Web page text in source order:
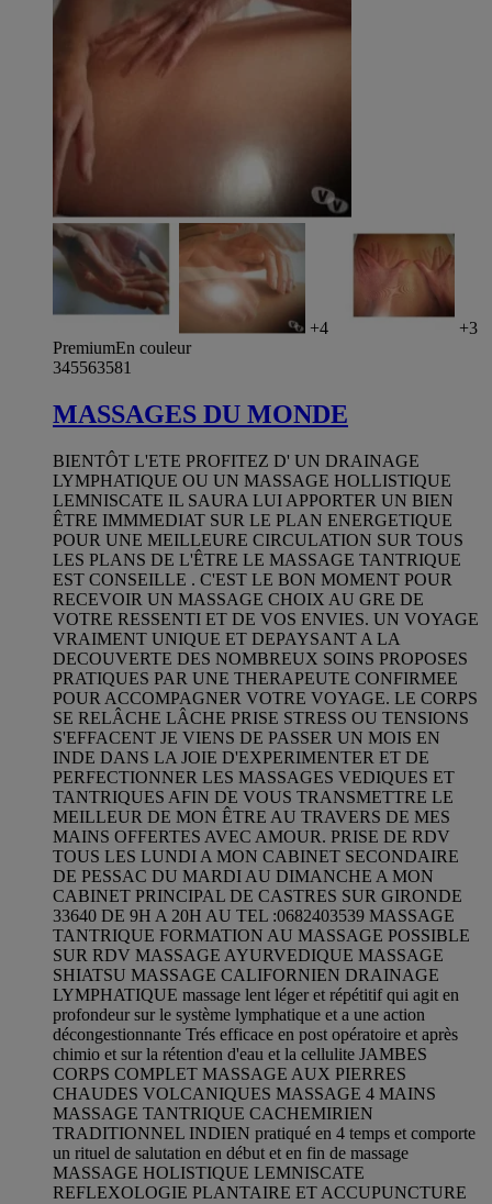
+4
+3
PremiumEn couleur
345563581
MASSAGES DU MONDE
BIENTÔT L'ETE PROFITEZ D' UN DRAINAGE
LYMPHATIQUE OU UN MASSAGE HOLLISTIQUE
LEMNISCATE IL SAURA LUI APPORTER UN BIEN
ÊTRE IMMMEDIAT SUR LE PLAN ENERGETIQUE
POUR UNE MEILLEURE CIRCULATION SUR TOUS
LES PLANS DE L'ÊTRE LE MASSAGE TANTRIQUE
EST CONSEILLE . C'EST LE BON MOMENT POUR
RECEVOIR UN MASSAGE CHOIX AU GRE DE
VOTRE RESSENTI ET DE VOS ENVIES. UN VOYAGE
VRAIMENT UNIQUE ET DEPAYSANT A LA
DECOUVERTE DES NOMBREUX SOINS PROPOSES
PRATIQUES PAR UNE THERAPEUTE CONFIRMEE
POUR ACCOMPAGNER VOTRE VOYAGE. LE CORPS
SE RELÂCHE LÂCHE PRISE STRESS OU TENSIONS
S'EFFACENT JE VIENS DE PASSER UN MOIS EN
INDE DANS LA JOIE D'EXPERIMENTER ET DE
PERFECTIONNER LES MASSAGES VEDIQUES ET
TANTRIQUES AFIN DE VOUS TRANSMETTRE LE
MEILLEUR DE MON ÊTRE AU TRAVERS DE MES
MAINS OFFERTES AVEC AMOUR. PRISE DE RDV
TOUS LES LUNDI A MON CABINET SECONDAIRE
DE PESSAC DU MARDI AU DIMANCHE A MON
CABINET PRINCIPAL DE CASTRES SUR GIRONDE
33640 DE 9H A 20H AU TEL :0682403539 MASSAGE
TANTRIQUE FORMATION AU MASSAGE POSSIBLE
SUR RDV MASSAGE AYURVEDIQUE MASSAGE
SHIATSU MASSAGE CALIFORNIEN DRAINAGE
LYMPHATIQUE massage lent léger et répétitif qui agit en
profondeur sur le système lymphatique et a une action
décongestionnante Trés efficace en post opératoire et après
chimio et sur la rétention d'eau et la cellulite JAMBES
CORPS COMPLET MASSAGE AUX PIERRES
CHAUDES VOLCANIQUES MASSAGE 4 MAINS
MASSAGE TANTRIQUE CACHEMIRIEN
TRADITIONNEL INDIEN pratiqué en 4 temps et comporte
un rituel de salutation en début et en fin de massage
MASSAGE HOLISTIQUE LEMNISCATE
REFLEXOLOGIE PLANTAIRE ET ACCUPUNCTURE